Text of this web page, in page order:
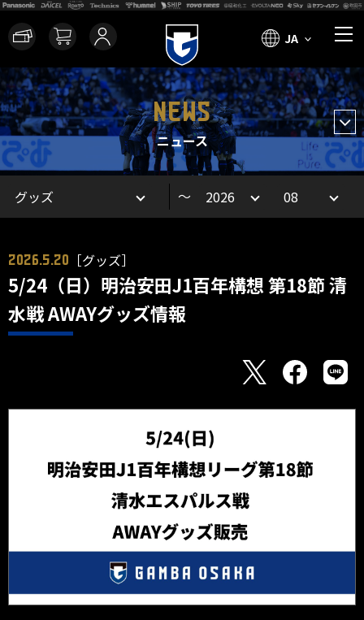
JA
NEWS
ニュース
～
2026.5.20 ［グッズ］
5/24（日）明治安田J1百年構想 第18節 清
水戦 AWAYグッズ情報